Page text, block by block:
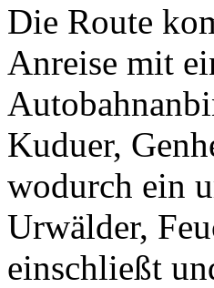
Die Route
Anreise mit
Kuduer,
wodurch ein
Urwälder,
einschließt